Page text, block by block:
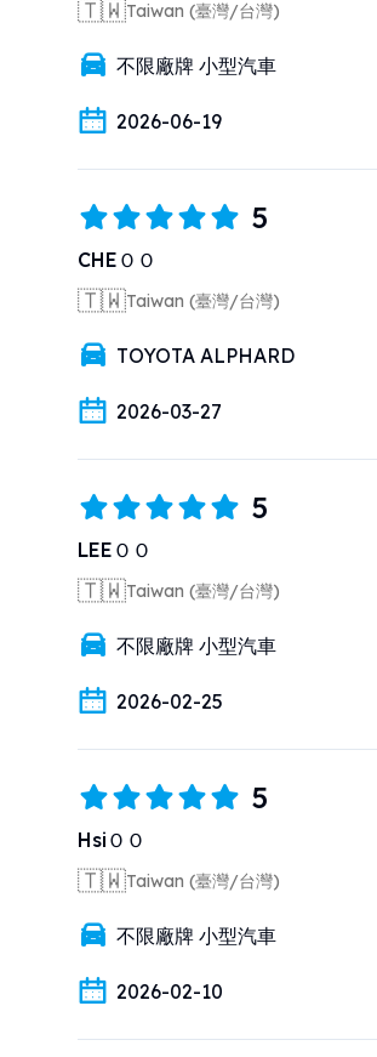
🇹🇼Taiwan (臺灣/台灣)
不限廠牌 小型汽車
2026-06-19
5
CHEＯＯ
🇹🇼Taiwan (臺灣/台灣)
TOYOTA ALPHARD
2026-03-27
5
LEEＯＯ
🇹🇼Taiwan (臺灣/台灣)
不限廠牌 小型汽車
2026-02-25
5
HsiＯＯ
🇹🇼Taiwan (臺灣/台灣)
不限廠牌 小型汽車
2026-02-10